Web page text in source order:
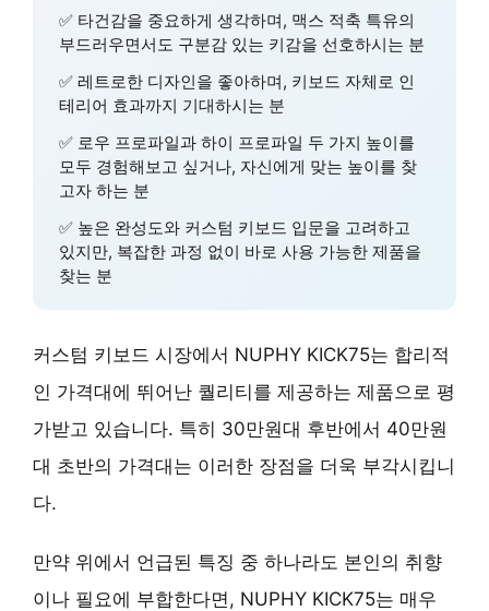
✅ 타건감을 중요하게 생각하며, 맥스 적축 특유의
부드러우면서도 구분감 있는 키감을 선호하시는 분
✅ 레트로한 디자인을 좋아하며, 키보드 자체로 인
테리어 효과까지 기대하시는 분
✅ 로우 프로파일과 하이 프로파일 두 가지 높이를
모두 경험해보고 싶거나, 자신에게 맞는 높이를 찾
고자 하는 분
✅ 높은 완성도와 커스텀 키보드 입문을 고려하고
있지만, 복잡한 과정 없이 바로 사용 가능한 제품을
찾는 분
커스텀 키보드 시장에서 NUPHY KICK75는 합리적
인 가격대에 뛰어난 퀄리티를 제공하는 제품으로 평
가받고 있습니다. 특히 30만원대 후반에서 40만원
대 초반의 가격대는 이러한 장점을 더욱 부각시킵니
다.
만약 위에서 언급된 특징 중 하나라도 본인의 취향
이나 필요에 부합한다면, NUPHY KICK75는 매우